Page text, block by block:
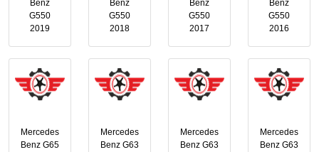
Benz
G550
2016
Benz
G550
2017
Benz
G550
2018
Benz
G550
2019
Mercedes
Benz G63
Mercedes
Benz G63
Mercedes
Benz G63
Mercedes
Benz G65